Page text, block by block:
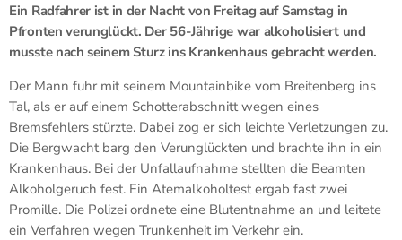
Ein Radfahrer ist in der Nacht von Freitag auf Samstag in
Pfronten verunglückt. Der 56-Jährige war alkoholisiert und
musste nach seinem Sturz ins Krankenhaus gebracht werden.
Der Mann fuhr mit seinem Mountainbike vom Breitenberg ins
Tal, als er auf einem Schotterabschnitt wegen eines
Bremsfehlers stürzte. Dabei zog er sich leichte Verletzungen zu.
Die Bergwacht barg den Verunglückten und brachte ihn in ein
Krankenhaus. Bei der Unfallaufnahme stellten die Beamten
Alkoholgeruch fest. Ein Atemalkoholtest ergab fast zwei
Promille. Die Polizei ordnete eine Blutentnahme an und leitete
ein Verfahren wegen Trunkenheit im Verkehr ein.